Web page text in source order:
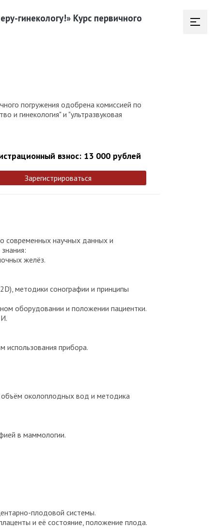
гинекологу!» Курс первичного
погружения одобрена комиссией по
и гинекология" и "ультразвуковая
взнос: 13 000 рублей
Зарегистрироваться
современных научных данных и
желёз.
методики сонографии и принципы
оборудовании и положении пациентки.
использования прибора.
объём околоплодных вод и методика
в маммологии.
плодовой системы.
и её состояние, положение плода.